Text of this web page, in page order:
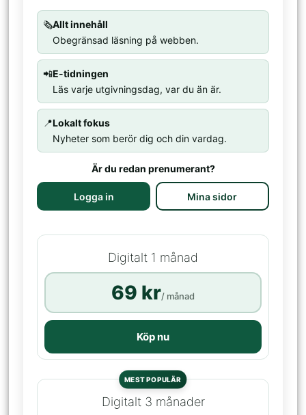
🗞️Allt innehåll
Obegränsad läsning på webben.
📲E-tidningen
Läs varje utgivningsdag, var du än är.
📍Lokalt fokus
Nyheter som berör dig och din vardag.
Är du redan prenumerant?
Logga in Mina sidor
Digitalt 1 månad
69 kr/ månad
Köp nu
MEST POPULÄR
Digitalt 3 månader